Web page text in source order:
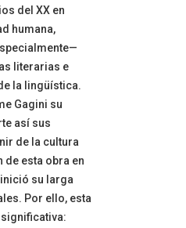
del XX en
humana,
literarias e
la lingüística.
Gagini su
así sus
de la cultura
de esta obra en
su larga
Por ello, esta